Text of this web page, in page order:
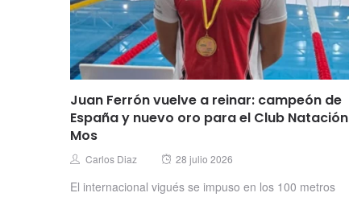
Juan Ferrón vuelve a reinar: campeón de
España y nuevo oro para el Club Natación
Mos
Author
Carlos Diaz
Posted
28 julio 2026
El internacional vigués se impuso en los 100 metros